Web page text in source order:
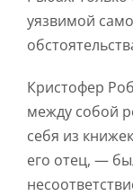
уязвимой
Кристофер
между собой
себя из
его отец, —